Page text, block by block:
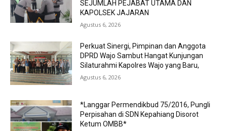
SEJUMLAH PEJABAT UTAMA DAN
KAPOLSEK JAJARAN
Agustus 6, 2026
Perkuat Sinergi, Pimpinan dan Anggota
DPRD Wajo Sambut Hangat Kunjungan
Silaturahmi Kapolres Wajo yang Baru,
Agustus 6, 2026
*Langgar Permendikbud 75/2016, Pungli
Perpisahan di SDN Kepahiang Disorot
Ketum OMBB*